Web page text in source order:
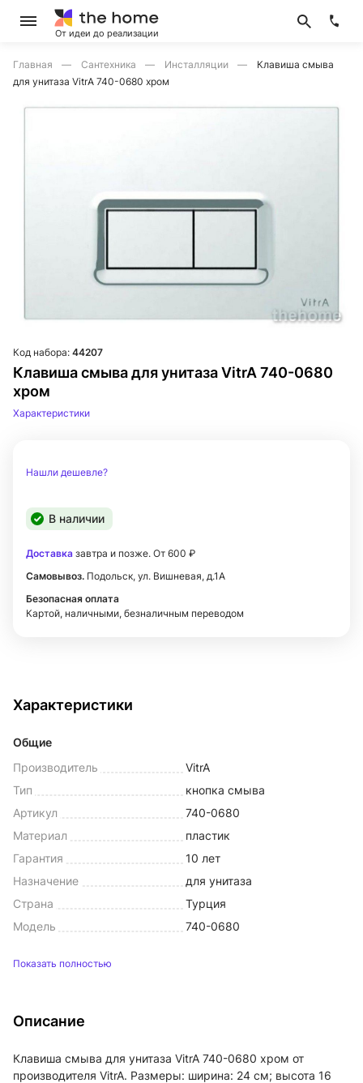
От идеи до реализации
Главная Сантехника Инсталляции
Клавиша смыва
для унитаза VitrA 740-0680 хром
Клавиша смыва для унитаза VitrA 740-0680
хром
Код набора: 44207
Характеристики
Нашли дешевле?
В наличии
Доставка завтра и позже. От 600 ₽
Самовывоз. Подольск, ул. Вишневая, д.1А
Безопасная оплата
Картой, наличными, безналичным переводом
Характеристики
Общие
Производитель
VitrA
Тип
кнопка смыва
Артикул
740-0680
Материал
пластик
Гарантия
10 лет
Назначение
для унитаза
Страна
Турция
Модель
740-0680
Показать полностью
Описание
Клавиша смыва для унитаза VitrA 740-0680 хром от
производителя VitrA. Размеры: ширина: 24 см; высота 16